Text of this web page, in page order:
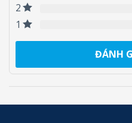
2
1
ĐÁNH